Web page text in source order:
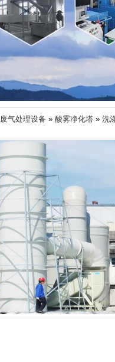
废气处理设备 » 酸雾净化塔 » 洗